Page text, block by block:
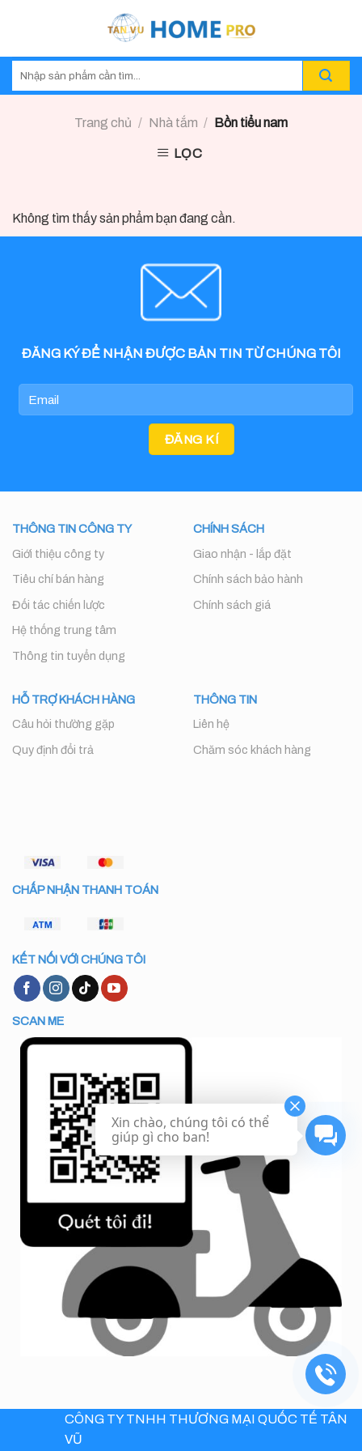
Trang chủ / Nhà tắm / Bồn tiểu nam
LỌC
Không tìm thấy sản phẩm bạn đang cần.
ĐĂNG KÝ ĐỂ NHẬN ĐƯỢC BẢN TIN TỪ CHÚNG TÔI
THÔNG TIN CÔNG TY
Giới thiệu công ty
Tiêu chí bán hàng
Đối tác chiến lược
Hệ thống trung tâm
Thông tin tuyển dụng
CHÍNH SÁCH
Giao nhận - lắp đặt
Chính sách bảo hành
Chính sách giá
HỖ TRỢ KHÁCH HÀNG
Câu hỏi thường gặp
Quy định đổi trả
THÔNG TIN
Liên hệ
Chăm sóc khách hàng
CHẤP NHẬN THANH TOÁN
KẾT NỐI VỚI CHÚNG TÔI
SCAN ME
CÔNG TY TNHH THƯƠNG MẠI QUỐC TẾ TÂN
VŨ
Xin chào, chúng tôi có thể
giúp gì cho ban!